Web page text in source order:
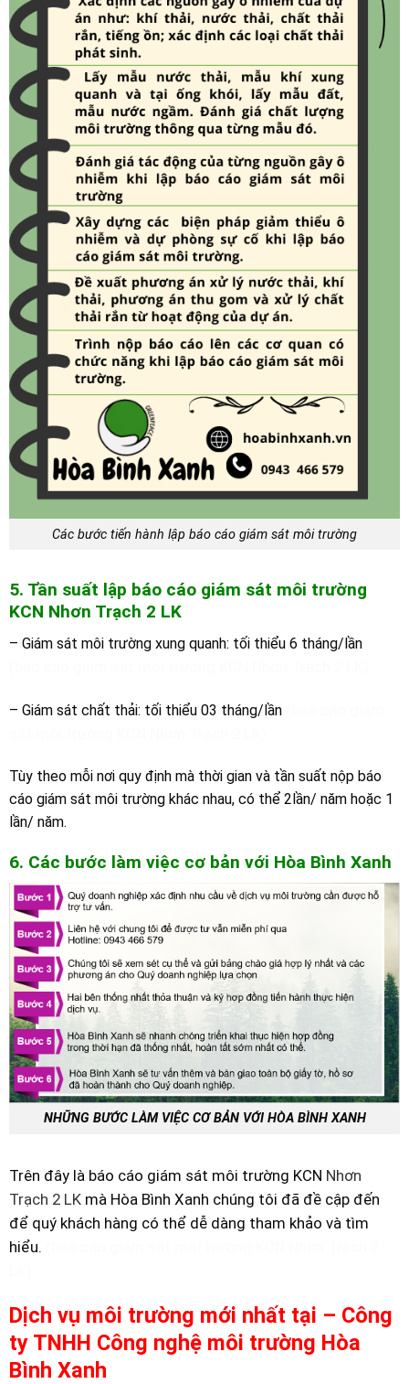
Các bước tiến hành lập báo cáo giám sát môi trường
5. Tần suất lập báo cáo giám sát môi trường
KCN Nhơn Trạch 2 LK
– Giám sát môi trường xung quanh: tối thiểu 6 tháng/lần
– Giám sát chất thải: tối thiểu 03 tháng/lần
Tùy theo mỗi nơi quy định mà thời gian và tần suất nộp báo
cáo giám sát môi trường khác nhau, có thể 2lần/ năm hoặc 1
lần/ năm.
6. Các bước làm việc cơ bản với Hòa Bình Xanh
NHỮNG BƯỚC LÀM VIỆC CƠ BẢN VỚI HÒA BÌNH XANH
Trên đây là báo cáo giám sát môi trường KCN Nhơn
Trạch 2 LK mà Hòa Bình Xanh chúng tôi đã đề cập đến
để quý khách hàng có thể dễ dàng tham khảo và tìm
hiểu.
Dịch vụ môi trường mới nhất tại – Công
ty TNHH Công nghệ môi trường Hòa
Bình Xanh